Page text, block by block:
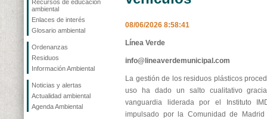
Recursos de educación
ambiental
Enlaces de interés
Glosario ambiental
Ordenanzas
Residuos
Información Ambiental
Noticias y alertas
Actualidad ambiental
Agenda Ambiental
08/06/2026 8:58:41
Línea Verde
info@lineaverdemunicipal.com
La gestión de los residuos plásticos
uso ha dado un salto cualitativo
vanguardia liderada por el Instituto
impulsado por la Comunidad de